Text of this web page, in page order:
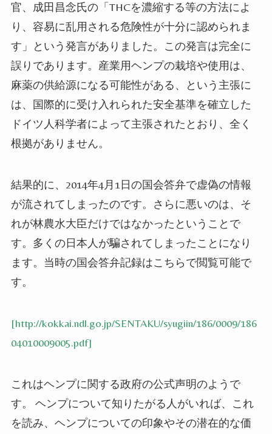
官、成田昌念氏の「 THCを濃縮する等の方法によ
り、容易に乱用される危険性が十分に認められま
す」という発言がありました。この発言は完全に
誤りであります。産業用ヘンプの栽培や使用は、
麻薬の供給源になる可能性がある、という主張に
は、国際的に受け入れられた安全基準を確立した
ドイツ人科学者によって主張されたとおり、全く
根拠がありません。
結果的に、 2014年4月 1 日の国会答弁で虚偽の情報
が流されてしまったのです。さらに悪いのは、そ
れが林農水大臣だけではなかったということで
す。多くの日本人が騙されてしまったことになり
ます。当時の国会答弁記録はこちらで閲覧可能で
す。
[http://kokkai.ndl.go.jp/SENTAKU/syugiin/186/0009/186
04010009005.pdf]
これはヘンプに関する政府の公式声明のようで
す。
ヘンプについて知りたがる人がいれば、これ
を読み、ヘンプについての印象やその潜在的な価